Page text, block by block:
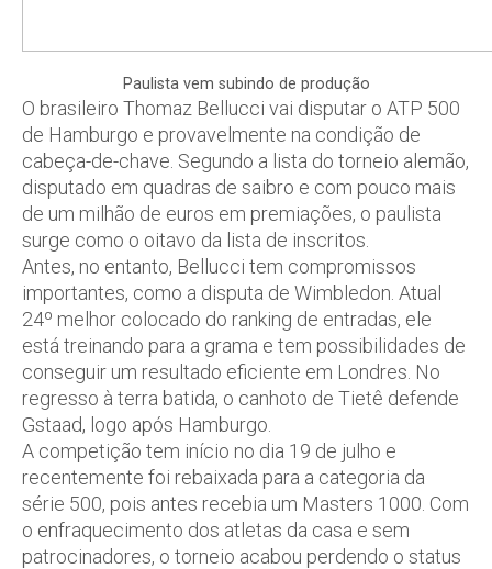
Paulista vem subindo de produção
O brasileiro Thomaz Bellucci vai disputar o ATP 500
de Hamburgo e provavelmente na condição de
cabeça-de-chave. Segundo a lista do torneio alemão,
disputado em quadras de saibro e com pouco mais
de um milhão de euros em premiações, o paulista
surge como o oitavo da lista de inscritos.
Antes, no entanto, Bellucci tem compromissos
importantes, como a disputa de Wimbledon. Atual
24º melhor colocado do ranking de entradas, ele
está treinando para a grama e tem possibilidades de
conseguir um resultado eficiente em Londres. No
regresso à terra batida, o canhoto de Tietê defende
Gstaad, logo após Hamburgo.
A competição tem início no dia 19 de julho e
recentemente foi rebaixada para a categoria da
série 500, pois antes recebia um Masters 1000. Com
o enfraquecimento dos atletas da casa e sem
patrocinadores, o torneio acabou perdendo o status